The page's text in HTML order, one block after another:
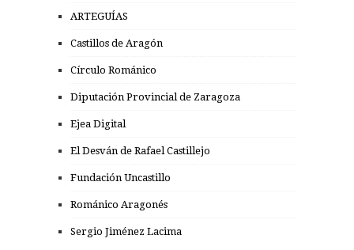
ARTEGUÍAS
Castillos de Aragón
Círculo Románico
Diputación Provincial de Zaragoza
Ejea Digital
El Desván de Rafael Castillejo
Fundación Uncastillo
Románico Aragonés
Sergio Jiménez Lacima